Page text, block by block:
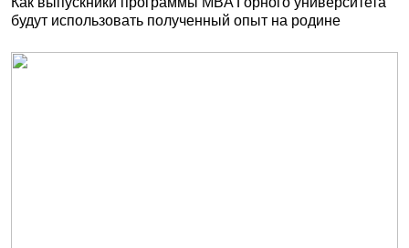
будут использовать полученный опыт на родине